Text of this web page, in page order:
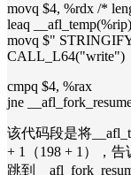
movq $4, %rdx /*
leaq
movq $"
CALL_L64("write")
cmpq $4, %rax
jne
该代码段是将
+ 1（198 + 1），
跳到